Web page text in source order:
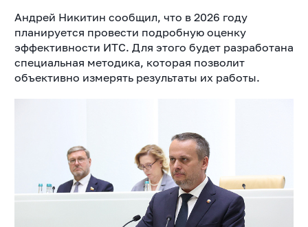
Андрей Никитин сообщил, что в 2026 году
планируется провести подробную оценку
эффективности ИТС. Для этого будет разработана
специальная методика, которая позволит
объективно измерять результаты их работы.